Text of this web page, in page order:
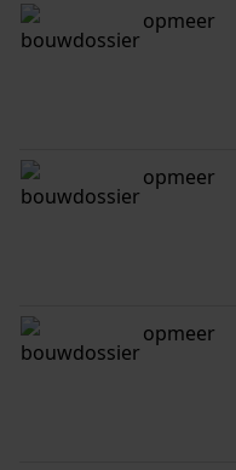
opmeer
opmeer
opmeer